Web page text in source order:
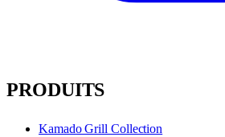
PRODUITS
Kamado Grill Collection